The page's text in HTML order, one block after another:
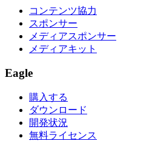
コンテンツ協力
スポンサー
メディアスポンサー
メディアキット
Eagle
購入する
ダウンロード
開発状況
無料ライセンス